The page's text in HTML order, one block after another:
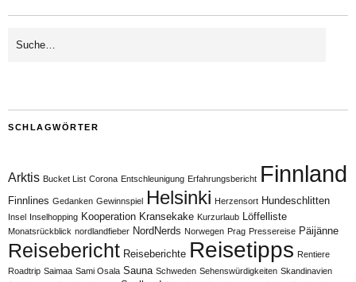
SCHLAGWÖRTER
Arktis Bucket List Corona Entschleunigung Erfahrungsbericht Finnland
Finnlines Gedanken Gewinnspiel Helsinki Herzensort Hundeschlitten
Insel Inselhopping Kooperation Kransekake Kurzurlaub Löffelliste
Monatsrückblick nordlandfieber NordNerds Norwegen Prag Pressereise Päijänne
Reisebericht Reiseberichte Reisetipps Rentiere
Roadtrip Saimaa Sami Osala Sauna Schweden Sehenswürdigkeiten Skandinavien